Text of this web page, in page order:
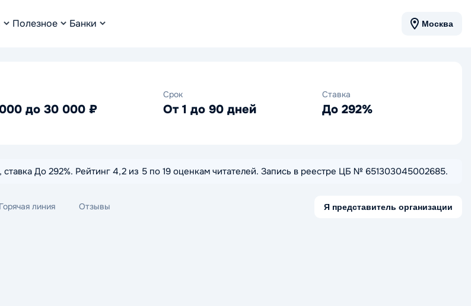
Полезное Банки Москва
до 30 000 ₽
Срок
От 1 до 90 дней
Ставка
До 292%
До 292%. Рейтинг 4,2 из 5 по 19 оценкам читателей. Запись в реестре ЦБ № 651303045002685.
Горячая линия Отзывы Я представитель организации